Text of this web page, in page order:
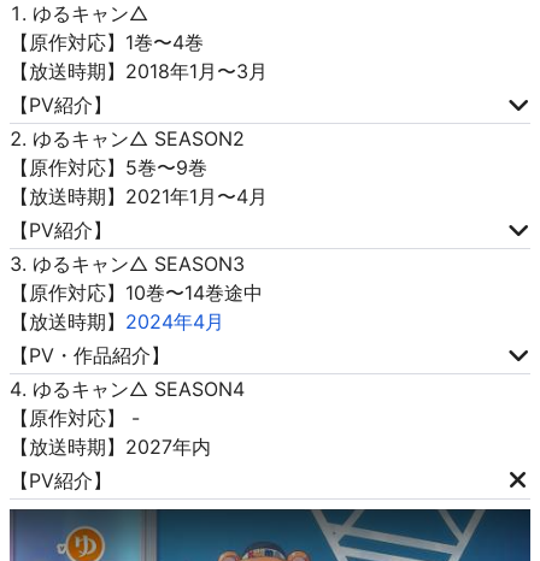
ゆるキャン△
【原作対応】1巻〜4巻
【放送時期】2018年1月〜3月
【PV紹介】
ゆるキャン△ SEASON2
【原作対応】5巻〜9巻
【放送時期】2021年1月〜4月
【PV紹介】
ゆるキャン△ SEASON3
【原作対応】10巻〜14巻途中
【放送時期】 2024年4月
【PV・作品紹介】
ゆるキャン△ SEASON4
【原作対応】 -
【放送時期】2027年内
【PV紹介】